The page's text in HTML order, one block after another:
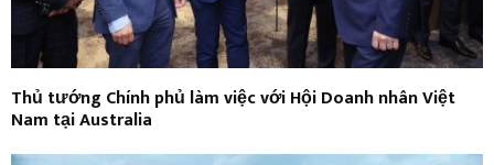
Thủ tướng Chính phủ làm việc với Hội Doanh nhân Việt
Nam tại Australia